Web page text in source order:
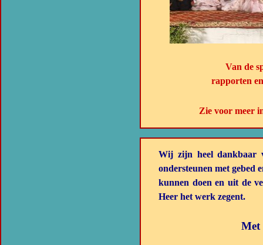
Van de
rapporten
Zie voor meer
Wij zijn heel dankbaar
ondersteunen met
kunnen doen en uit de
Heer het werk zegent.
Met